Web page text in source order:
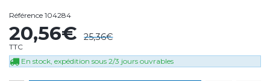
Référence 104284
20,56€ 25,36€
TTC
En stock, expédition sous 2/3 jours ouvrables